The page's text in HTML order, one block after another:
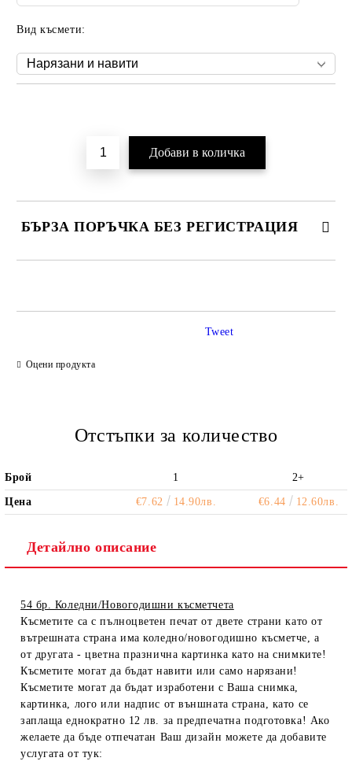
Вид късмети:
БЪРЗА ПОРЪЧКА БЕЗ РЕГИСТРАЦИЯ
Оцени продукта
Tweet
Отстъпки за количество
Брой 1 2+
Цена €7.62 14.90лв. €6.44 12.60лв.
Детайлно описание
54 бр. Коледни/Новогодишни късметчета
Късметите са с пълноцветен печат от двете страни като от
вътрешната страна има коледно/новогодишно късметче, а
от другата - цветна празнична картинка като на снимките!
Късметите могат да бъдат навити или само нарязани!
Късметите могат да бъдат изработени с Ваша снимка,
картинка, лого или надпис от външната страна, като се
заплаща еднократно 12 лв. за предпечатна подготовка! Ако
желаете да бъде отпечатан Ваш дизайн можете да добавите
услугата от тук: